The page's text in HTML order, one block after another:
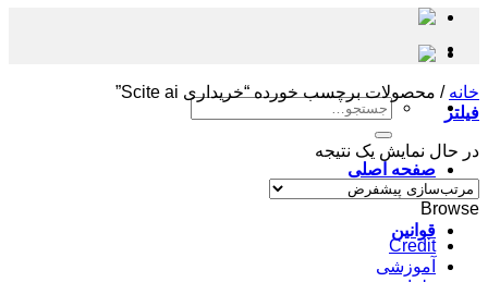
جستجو
صفحه اصلی
قوانین
خانه / محصولات برچسب خورده “خریداری Scite ai”
فیلتر
در حال نمایش یک نتیجه
Browse
Credit
آموزشی